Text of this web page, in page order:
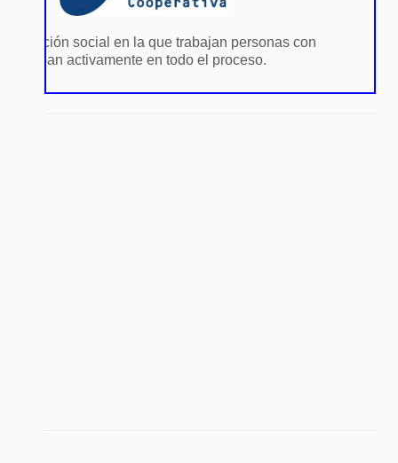
social en la que trabajan personas con
activamente en todo el proceso.